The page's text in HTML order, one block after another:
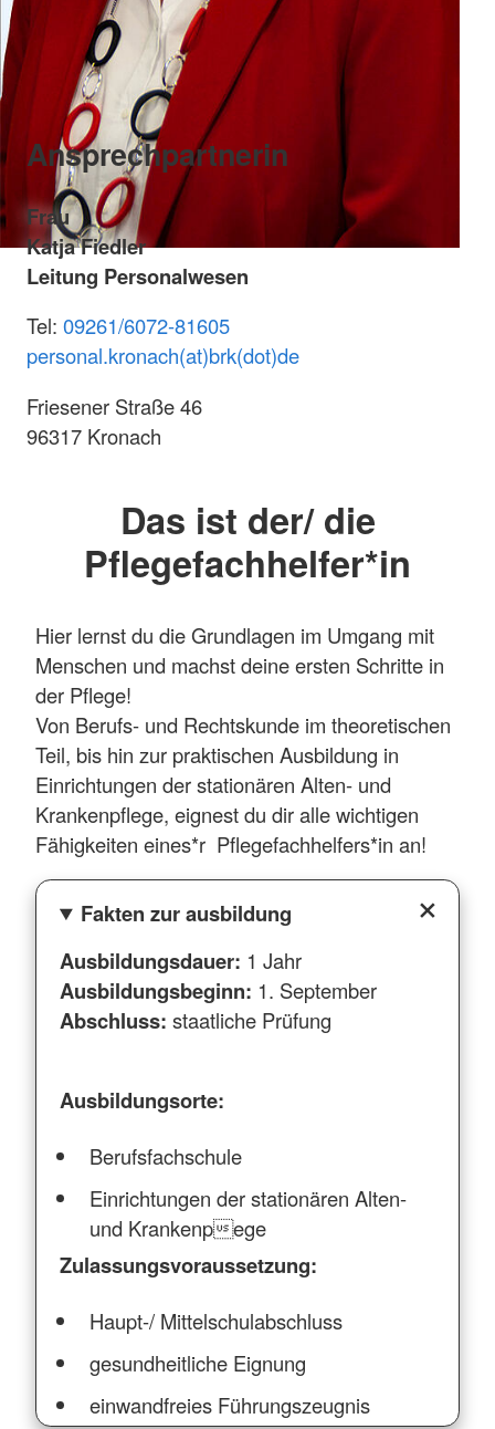
Ansprechpartnerin
Frau
Katja Fiedler
Leitung Personalwesen
Tel: 09261/6072-81605
personal.kronach(at)brk(dot)de
Friesener Straße 46
96317 Kronach
Das ist der/ die
Pflegefachhelfer*in
Hier lernst du die Grundlagen im Umgang mit
Menschen und machst deine ersten Schritte in
der Pflege!
Von Berufs- und Rechtskunde im theoretischen
Teil, bis hin zur praktischen Ausbildung in
Einrichtungen der stationären Alten- und
Krankenpflege, eignest du dir alle wichtigen
Fähigkeiten eines*r Pflegefachhelfers*in an!
Fakten zur ausbildung
Ausbildungsdauer: 1 Jahr
Ausbildungsbeginn: 1. September
Abschluss: staatliche Prüfung
Ausbildungsorte:
Berufsfachschule
Einrichtungen der stationären Alten-
und Krankenpege
Zulassungsvoraussetzung:
Haupt-/ Mittelschulabschluss
gesundheitliche Eignung
einwandfreies Führungszeugnis